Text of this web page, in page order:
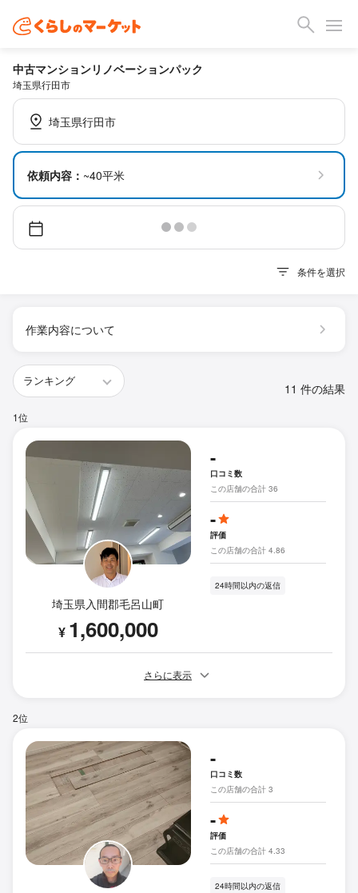
中古マンションリノベーションパック
埼玉県行田市
埼玉県行田市
依頼内容： ~40平米
条件を選択
作業内容について
11 件の結果
1位
埼玉県入間郡毛呂山町
¥ 1,600,000
-
口コミ数
この店舗の合計 36
-
評価
この店舗の合計 4.86
24時間以内の返信
さらに表示
2位
-
口コミ数
この店舗の合計 3
-
評価
この店舗の合計 4.33
24時間以内の返信